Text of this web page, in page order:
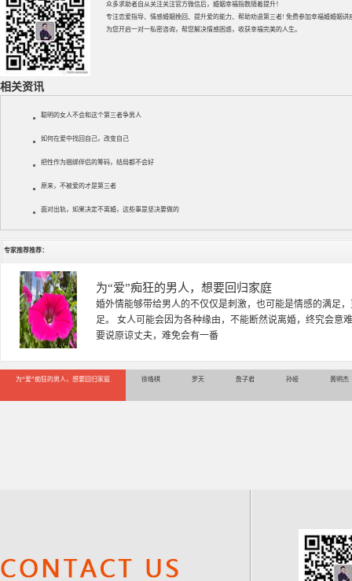
众多求助者自从关注关注官方微信后，婚姻幸福指数随着提升！
专注恋爱指导、 情感婚姻挽回 、提升爱的能力、帮助劝退第三者! 免费参加幸福婚婚姻讲
为您开启一对一私密咨询，帮您解决情感困惑，收获幸福完美的人生。
相关资讯
聪明的女人不会和这个第三者争男人
如何在爱中找回自己，改变自己
把性作为捆绑伴侣的筹码，结局都不会好
原来，不被爱的才是第三者
面对出轨，如果决定不离婚，这些事是坚决要做的
专家推荐推荐：
徐珞棋
徐珞棋，婚姻家庭咨询师，毕业于重庆师范大学心理学专业
多年，对婚姻情感分析、恋爱择偶、夫妻关系，情感挽回、
千小时，积累了丰富的咨
为“爱”痴狂的男人，想要回归家庭 徐珞棋 罗天 詹子君 孙娅 黄明杰